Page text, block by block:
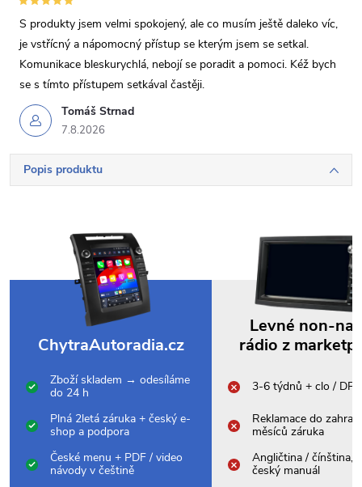
Tomáš Strnad
7.8.2026
S produkty jsem velmi spokojený, ale co musím ještě daleko víc,
je vstřícný a nápomocný přístup se kterým jsem se setkal.
Komunikace bleskurychlá, nebojí se poradit a pomoci. Kéž bych
se s tímto přístupem setkával častěji.
Popis produktu
ChytraAutoradia.cz
Levné non-
rádio z
Zboží skladem → odesíláme
do 24 h
3-6 týdnů + clo /
Plná 2letá záruka + český e-
shop a podpora
Reklamace do
měsíců záruka
České menu + PDF / video
návody v češtině
Angličtina / čínština,
český manuál